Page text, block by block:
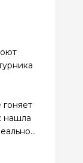
нашла